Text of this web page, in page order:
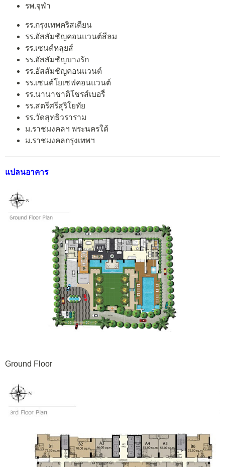
รพ.จุฬา
รร.กรุงเทพคริสเตียน
รร.อัสสัมชัญคอนแวนต์สีลม
รร.เซนต์หลุยส์
รร.อัสสัมชัญบางรัก
รร.อัสสัมชัญคอนแวนต์
รร.เซนต์โยเซฟคอนแวนต์
รร.นานาชาติโชรส์เบอรี่
รร.สตรีศรีสุริโยทัย
รร.วัดสุทธิวราราม
ม.ราชมงคลฯ พระนครใต้
ม.ราชมงคลกรุงเทพฯ
แปลนอาคาร
Ground Floor